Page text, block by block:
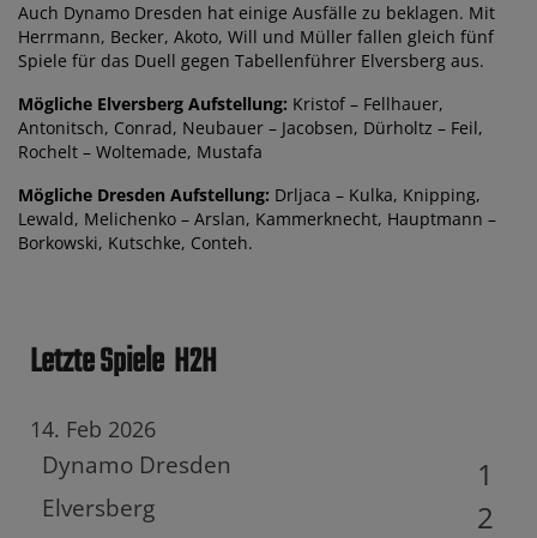
Auch Dynamo Dresden hat einige Ausfälle zu beklagen. Mit
Herrmann, Becker, Akoto, Will und Müller fallen gleich fünf
Spiele für das Duell gegen Tabellenführer Elversberg aus.
Mögliche Elversberg Aufstellung: Kristof – Fellhauer,
Antonitsch, Conrad, Neubauer – Jacobsen, Dürholtz – Feil,
Rochelt – Woltemade, Mustafa
Mögliche Dresden Aufstellung: Drljaca – Kulka, Knipping,
Lewald, Melichenko – Arslan, Kammerknecht, Hauptmann –
Borkowski, Kutschke, Conteh.
Letzte Spiele H2H
14. Feb 2026
Dynamo Dresden
Elversberg
1
2